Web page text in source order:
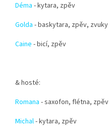
Déma - kytara, zpěv
Golda - baskytara, zpěv, zvuky
Caine - bicí, zpěv
& hosté:
Romana - saxofon, flétna, zpěv
Michal- kytara, zpěv